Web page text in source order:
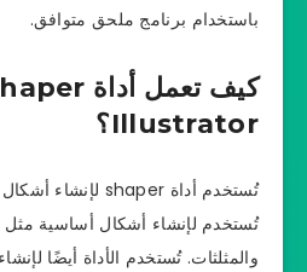
باستخدام برنامج ملحق متوافق.
Illustrator؟
تُستخدم لإنشاء أشكال أساسية مثل
والمثلثات. تُستخدم الأداة أيضًا